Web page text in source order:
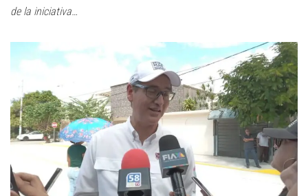
de la iniciativa…